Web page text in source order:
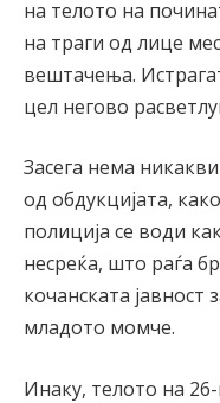
на телото на
на траги од лице
вештачења.
цел негово
Засега нема
од обдукцијата,
полиција се води
несреќа, што раѓа
кочанската јавност
младото момче.
Инаку, телото на